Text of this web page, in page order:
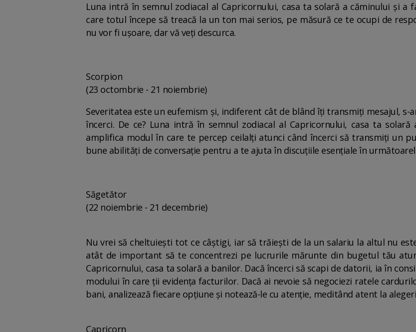
Luna intră în semnul zodiacal al Capricornului, casa ta solară a căminului și
care totul începe să treacă la un ton mai serios, pe măsură ce te ocupi de
nu vor fi ușoare, dar vă veți descurca.
Scorpion
(23 octombrie - 21 noiembrie)
Severitatea este un eufemism și, indiferent cât de blând îți transmiți mesajul, s-
încerci. De ce? Luna intră în semnul zodiacal al Capricornului, casa ta
amplifica modul în care te percep ceilalți atunci când încerci să transmiți un
bune abilități de conversație pentru a te ajuta în discuțiile esențiale în
Săgetător
(22 noiembrie - 21 decembrie)
Nu vrei să cheltuiești tot ce câștigi, iar să trăiești de la un salariu la altul nu
atât de important să te concentrezi pe lucrurile mărunte din bugetul tău
Capricornului, casa ta solară a banilor. Dacă încerci să scapi de datorii, ia în
modului în care ții evidența facturilor. Dacă ai nevoie să negociezi ratele
bani, analizează fiecare opțiune și notează-le cu atenție, meditând atent la
Capricorn